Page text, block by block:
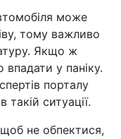
може
тому важливо
Якщо ж
впадати у паніку.
порталу
ситуації.
щоб не обпектися,